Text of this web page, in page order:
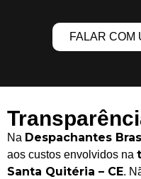
FALAR COM
Na Despachantes
aos custos envolvidos na
Santa Quitéria – CE.